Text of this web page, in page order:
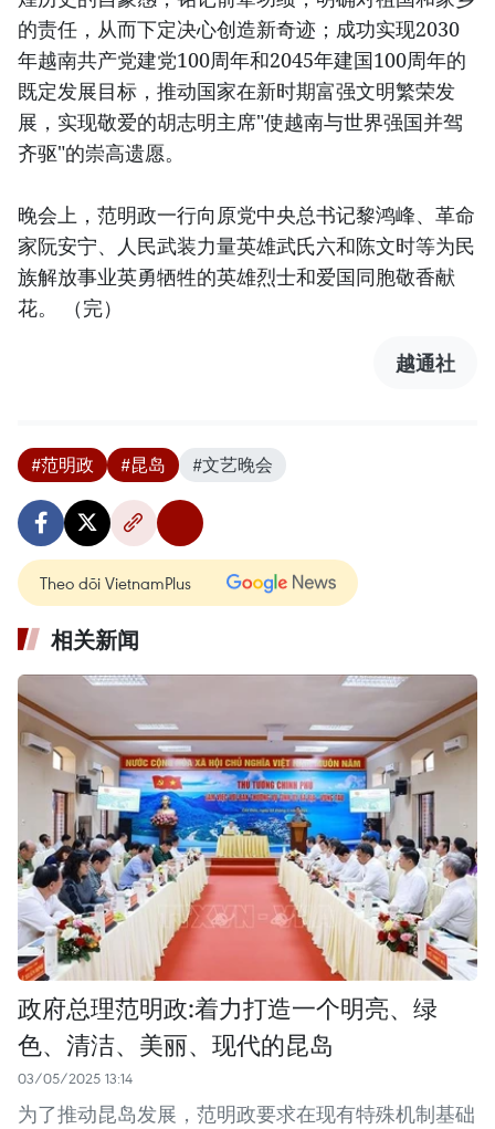
的责任，从而下定决心创造新奇迹；成功实现2030
年越南共产党建党100周年和2045年建国100周年的
既定发展目标，推动国家在新时期富强文明繁荣发
展，实现敬爱的胡志明主席"使越南与世界强国并驾
齐驱"的崇高遗愿。
晚会上，范明政一行向原党中央总书记黎鸿峰、革命
家阮安宁、人民武装力量英雄武氏六和陈文时等为民
族解放事业英勇牺牲的英雄烈士和爱国同胞敬香献
花。 （完）
越通社
#范明政 #昆岛 #文艺晚会
Theo dõi VietnamPlus
相关新闻
政府总理范明政:着力打造一个明亮、绿
色、清洁、美丽、现代的昆岛
03/05/2025 13:14
为了推动昆岛发展，范明政要求在现有特殊机制基础